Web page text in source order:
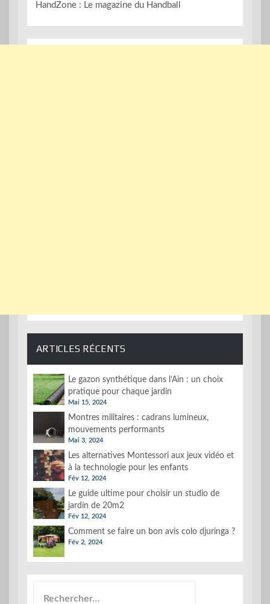
HandZone : Le magazine du Handball
ARTICLES RÉCENTS
Le gazon synthétique dans l’Ain : un choix
pratique pour chaque jardin
Mai 15, 2024
Montres militaires : cadrans lumineux,
mouvements performants
Mai 3, 2024
Les alternatives Montessori aux jeux vidéo et
à la technologie pour les enfants
Fév 12, 2024
Le guide ultime pour choisir un studio de
jardin de 20m2
Fév 12, 2024
Comment se faire un bon avis colo djuringa ?
Fév 2, 2024